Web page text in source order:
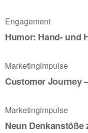
Engagement
Humor: Hand- und
Marketingimpulse
Customer Journey
Marketingimpulse
Neun